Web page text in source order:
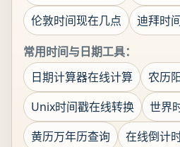
伦敦时间现在几点
迪拜时
常用时间与日期工具：
日期计算器在线计算
农历
Unix时间戳在线转换
世界
黄历万年历查询
在线倒计